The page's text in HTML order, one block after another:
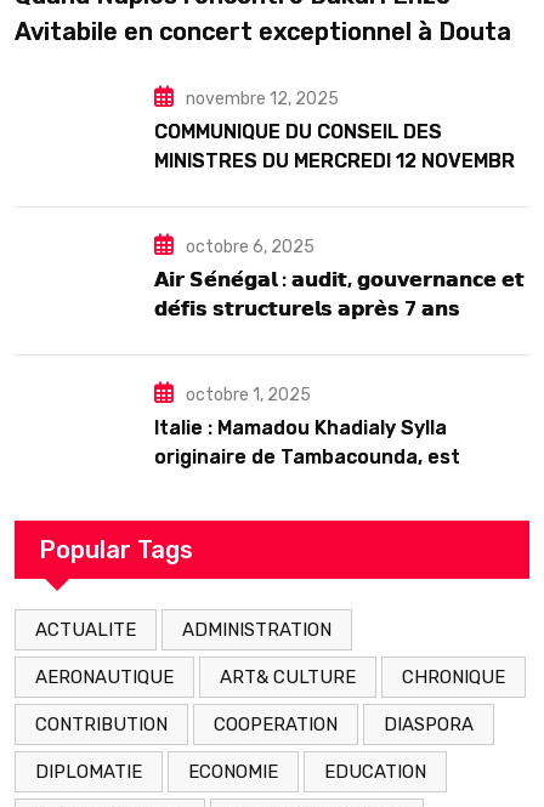
Avitabile en concert exceptionnel à Douta
novembre 12, 2025
COMMUNIQUE DU CONSEIL DES
MINISTRES DU MERCREDI 12 NOVEMBRE
octobre 6, 2025
𝗔𝗶𝗿 𝗦𝗲́𝗻𝗲́𝗴𝗮𝗹 : 𝗮𝘂𝗱𝗶𝘁, 𝗴𝗼𝘂𝘃𝗲𝗿𝗻𝗮𝗻𝗰𝗲 𝗲𝘁
𝗱𝗲́𝗳𝗶𝘀 𝘀𝘁𝗿𝘂𝗰𝘁𝘂𝗿𝗲𝗹𝘀 𝗮𝗽𝗿𝗲̀𝘀 7 𝗮𝗻𝘀
octobre 1, 2025
Italie : Mamadou Khadialy Sylla
originaire de Tambacounda, est
arrestation
Popular Tags
ACTUALITE ADMINISTRATION
AERONAUTIQUE ART& CULTURE CHRONIQUE
CONTRIBUTION COOPERATION DIASPORA
DIPLOMATIE ECONOMIE EDUCATION